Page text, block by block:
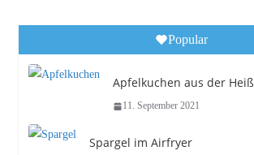
Popular
Apfelkuchen aus der
11. September 2021
Spargel im Airfryer